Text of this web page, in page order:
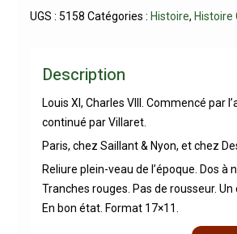
UGS : 5158 Catégories : Histoire, Histoire
Description
Louis XI, Charles VIII. Commencé par
continué par Villaret.
Paris, chez Saillant & Nyon, et chez
Reliure plein-veau de l’époque. Dos à
Tranches rouges. Pas de rousseur. Un
En bon état. Format 17×11.